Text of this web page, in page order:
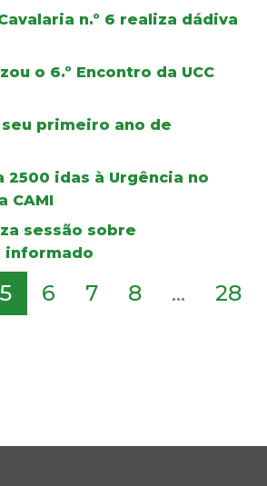
n.º 6 realiza dádiva
o 6.º Encontro da UCC
seu primeiro ano de
2500 idas à Urgência no
CAMI
sessão sobre
informado
5 6 7 8 ... 28